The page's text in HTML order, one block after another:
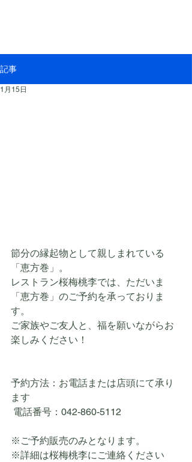
記事
1月15日
節分の縁起物として親しまれている
「恵方巻」。
レストラン桜梅桃李では、ただいま
「恵方巻」のご予約を承っておりま
す。
ご家族やご友人と、福を願いながらお
楽しみください！
予約方法：お電話または店頭にて承り
ます
電話番号：042-860-5112
※ご予約販売のみとなります。
※詳細は桜梅桃李にご連絡ください